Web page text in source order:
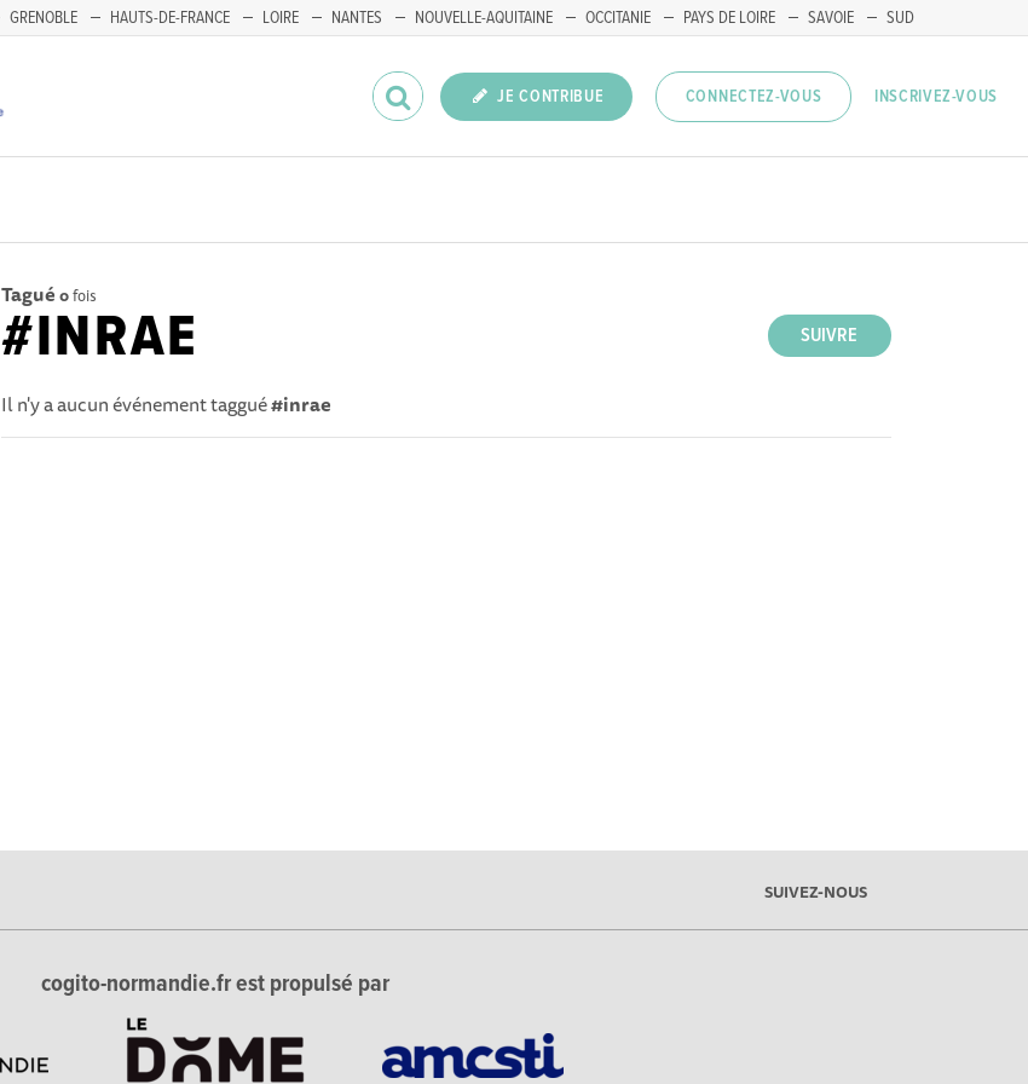
GRENOBLE HAUTS-DE-FRANCE LOIRE NANTES NOUVELLE-AQUITAINE OCCITANIE PAYS DE LOIRE SAVOIE SUD
JE CONTRIBUE CONNECTEZ-VOUS INSCRIVEZ-VOUS
Tagué 0fois
SUIVRE
#INRAE
Il n'y a aucun événement taggué#inrae
SUIVEZ-NOUS
cogito-normandie.fr est propulsé par